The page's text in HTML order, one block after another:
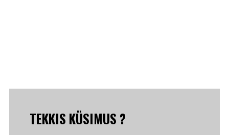
TEKKIS KÜSIMUS ?